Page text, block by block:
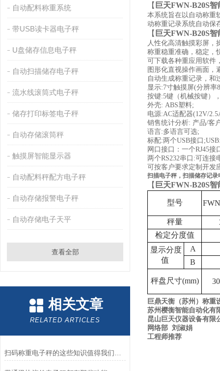
自动配料称重系统
带USB读卡器电子秤
U盘储存信息电子秤
自动扫描储存电子秤
流水线滚筒式电子秤
储存打印标签电子秤
自动存储滚筒秤
触摸屏智能显示器
自动配料秤配方电子秤
自动存储报警电子秤
自动存储电子天平
查看全部
相关文章
RELATED ARTICLES
【 巨天FWN-B20S
本系统旨在以自动称重
动称重记录系统自动保
【 巨天FWN-B20S
人性化高清触摸彩屏，
称重稳重准确，稳定，
可下载各种重应用软件
图形化直视操作画面，
自动生成称重记录，和
显示:7寸触摸屏(分辨
按键:5键（机械按键）
外壳: ABS塑料;
电源:AC适配器(12V/
销售统计分析: 产品/客
语言:多语言可选;
标配:两个USB接口
网口接口：一个RJ45接
两个RS232串口:可连接
可按客户要求定制开发
扫描电子秤，扫描储存记录
【 巨天FWN-B20S
型号
秤量
检定分度值
显示分度
值
A
B
秤盘尺寸(mm)
巨鼎天衡（苏州）称重
苏州樱衡智能自动化有
昆山巨天仪器设备有限
网络部 刘淑娟
工程师推荐